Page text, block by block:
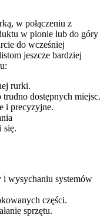
w połączeniu z
w pionie lub do góry
do wcześniej
jeszcze bardziej
:
rurki.
dostępnych miejsc.
i precyzyjne.
się.
wysychaniu systemów
części.
sprzętu.